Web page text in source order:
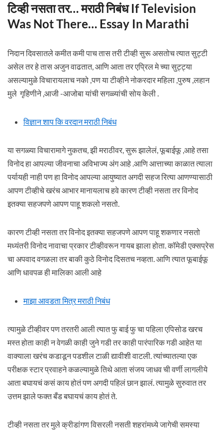
टिव्ही नसता तर… मराठी निबंध If Television
Was Not There… Essay In Marathi
निदान दिवसातले कमीत कमी पाच तास तरी टीव्ही सुरू असतोच त्यात सुट्टी
असेल तर हे तास अजुन वाढतात, आणि आता तर एप्रिल मे च्या सुट्ट्या
असल्यामुळे विचारायलाच नको ,पण या टीव्हीने नोकरदार महिला ,पुरुष ,लहान
मुले गृहिणीने ,आजी -आजोबा यांची सगळ्यांची सोय केली .
विज्ञान शाप कि वरदान मराठी निबंध
या सगळ्या विचारामागे नुकतच, झी मराठीवर, सुरू झालेलं, फूबाईफू ,आहे तसा
विनोद हा आपल्या जीवनाचा अविभाज्य अंग आहे .आणि आत्ताच्या काळात त्याला
पर्यायही नाही पण हा विनोद आपल्या आयुष्यात अगदी सहज रित्या आणण्यासाठी
आपण टीव्हीचे खरंच आभार मानायलाच हवे कारण टीव्ही नसता तर विनोद
इतक्या सहजपणे आपण पाहू शकलो नसतो.
कारण टीव्ही नसता तर विनोद इतक्या सहजपणे आपण पाहू शकणार नसतो
मध्यंतरी विनोद नावाचा प्रकार टीव्हीवरून गायब झाला होता. कॉमेडी एक्सप्रेस
चा अपवाद वगळला तर बाकी कुठे विनोद दिसतच नव्हता. आणि त्यात फूबाईफू
आणि धावपळ ही मालिका आली आहे
माझा आवडता मित्र मराठी निबंध
त्यामुळे टीव्हीवर पण तरतरी आली त्यात फु बाई फु चा पहिला एपिसोड खरच
मस्त होता काही न वेगळी काही जुने गडी तर काही पारंपारिक गडी आहेत या
वाक्याला खरंच कडाडून पडशील टाळी द्यावीशी वाटली. त्यांच्यातल्या एक
परीक्षक स्टार प्रवाहने कळल्यामुळे तिथे आता संजय जाधव ची वर्णी लागलीये
आता बघायचं कसं काय होतं पण अगदी पहिलं छान झालं. त्यामुळे सुरुवात तर
उत्तम झाले फक्त बँड बघायचं काय होतं ते.
टीव्ही नसता तर मुले क्रीडांगण विसरली नसती शहरांमध्ये जागेची समस्या